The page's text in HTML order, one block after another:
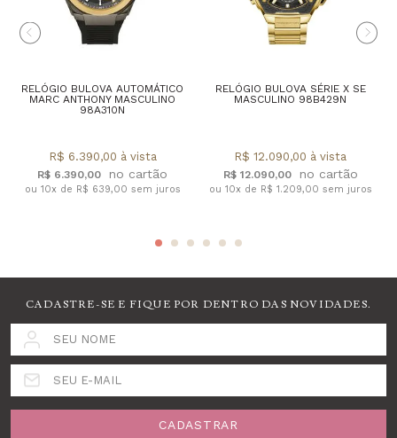
RELÓGIO BULOVA AUTOMÁTICO
MARC ANTHONY MASCULINO
98A310N
R$ 6.390,00
R$ 6.390,00 à vista
ou 10x de R$ 639,00 sem juros
RELÓGIO BULOVA SÉRIE X SE
MASCULINO 98B429N
R$ 12.090,00
R$ 12.090,00 à vista
ou 10x de R$ 1.209,00 sem juros
CADASTRE-SE E FIQUE POR DENTRO DAS NOVIDADES.
SEU NOME
SEU E-MAIL
CADASTRAR